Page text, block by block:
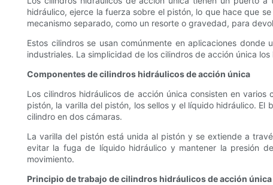
hidráulico, ejerce la fuerza sobre el pistón, lo que hace que
mecanismo separado, como un resorte o gravedad, para
Estos cilindros se usan comúnmente en aplicaciones
industriales. La simplicidad de los cilindros de acción única
Componentes de cilindros hidráulicos de acción única
Los cilindros hidráulicos de acción única consisten en
pistón, la varilla del pistón, los sellos y el líquido hidráulico.
cilindro en dos cámaras.
La varilla del pistón está unida al pistón y se extiende a
evitar la fuga de líquido hidráulico y mantener la presión
movimiento.
Principio de trabajo de cilindros hidráulicos de acción única